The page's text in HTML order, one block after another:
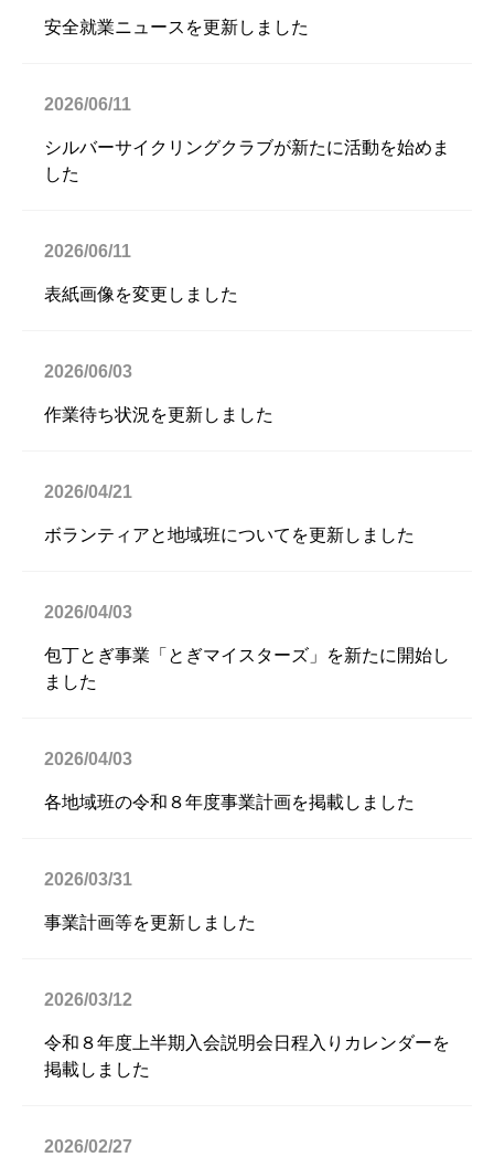
安全就業ニュースを更新しました
2026/06/11
シルバーサイクリングクラブが新たに活動を始めま
した
2026/06/11
表紙画像を変更しました
2026/06/03
作業待ち状況を更新しました
2026/04/21
ボランティアと地域班についてを更新しました
2026/04/03
包丁とぎ事業「とぎマイスターズ」を新たに開始し
ました
2026/04/03
各地域班の令和８年度事業計画を掲載しました
2026/03/31
事業計画等を更新しました
2026/03/12
令和８年度上半期入会説明会日程入りカレンダーを
掲載しました
2026/02/27